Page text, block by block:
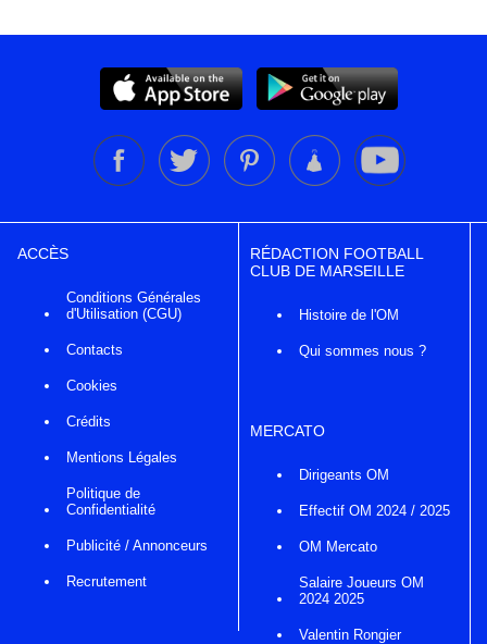
ACCÈS
Conditions Générales
d'Utilisation (CGU)
Contacts
Cookies
Crédits
Mentions Légales
Politique de
Confidentialité
Publicité / Annonceurs
Recrutement
RÉDACTION FOOTBALL
CLUB DE MARSEILLE
Histoire de l'OM
Qui sommes nous ?
MERCATO
Dirigeants OM
Effectif OM 2024 / 2025
OM Mercato
Salaire Joueurs OM
2024 2025
Valentin Rongier